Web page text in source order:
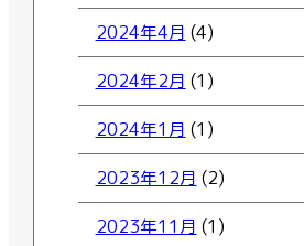
2024年4月 (4)
2024年2月 (1)
2024年1月 (1)
2023年12月 (2)
2023年11月 (1)